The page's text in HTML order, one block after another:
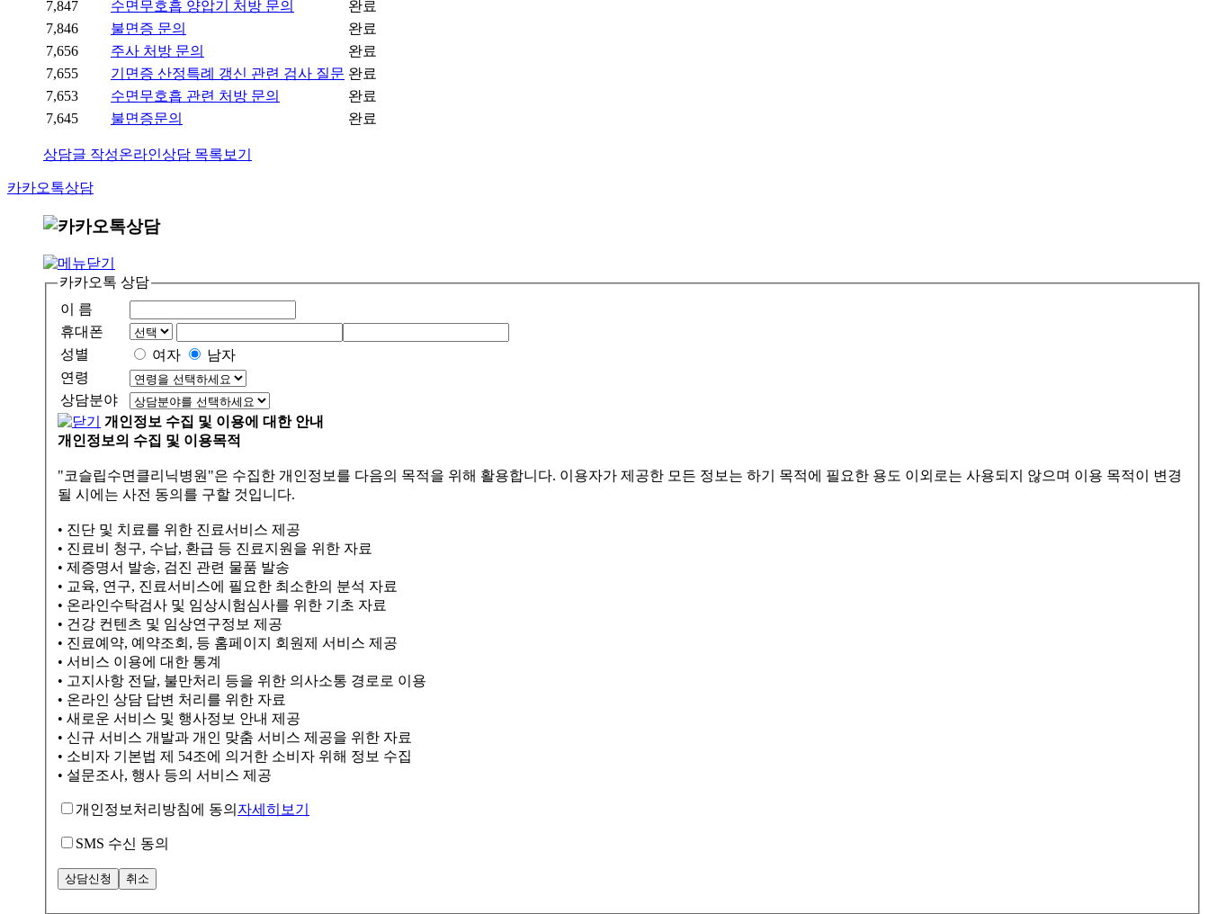
7,847 수면무호흡 양압기 처방 문의
완료
7,846
불면증 문의
완료
7,656
주사 처방 문의
완료
7,655
기면증 산정특례 갱신 관련 검사 질문 완료
7,653
수면무호흡 관련 처방 문의
완료
7,645
불면증문의 완료
상담글 작성온라인상담 목록보기
카카오톡상담
카카오톡 상담
이 름
휴대폰
성별
여자
남자
연령
상담분야
개인정보 수집 및 이용에 대한 안내
개인정보의 수집 및 이용목적
"코슬립수면클리닉병원"은 수집한 개인정보를 다음의 목적을 위해 활용합니다. 이용자가 제공한 모든 정보는 하기 목적에 필요한 용도 이외로는 사용되지 않으며 이용 목적이 변경
될 시에는 사전 동의를 구할 것입니다.
• 진단 및 치료를 위한 진료서비스 제공
• 진료비 청구, 수납, 환급 등 진료지원을 위한 자료
• 제증명서 발송, 검진 관련 물품 발송
• 교육, 연구, 진료서비스에 필요한 최소한의 분석 자료
• 온라인수탁검사 및 임상시험심사를 위한 기초 자료
• 건강 컨텐츠 및 임상연구정보 제공
• 진료예약, 예약조회, 등 홈페이지 회원제 서비스 제공
• 서비스 이용에 대한 통계
• 고지사항 전달, 불만처리 등을 위한 의사소통 경로로 이용
• 온라인 상담 답변 처리를 위한 자료
• 새로운 서비스 및 행사정보 안내 제공
• 신규 서비스 개발과 개인 맞춤 서비스 제공을 위한 자료
• 소비자 기본법 제 54조에 의거한 소비자 위해 정보 수집
• 설문조사, 행사 등의 서비스 제공
개인정보처리방침에 동의 자세히보기
SMS 수신 동의